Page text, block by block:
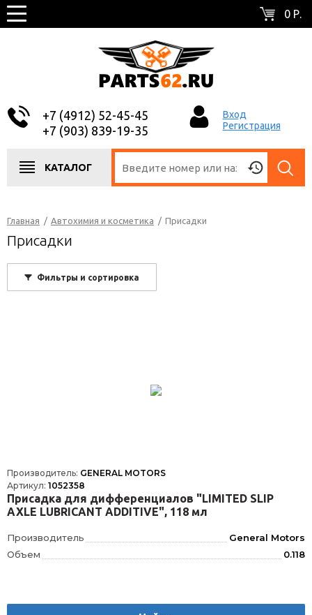
0 Р.
+7 (4912) 52-45-45
+7 (903) 839-19-35
Вход
Регистрация
КАТАЛОГ
Главная / Автохимия и косметика / Присадки
Присадки
Фильтры и сортировка
Производитель: GENERAL MOTORS
Артикул: 1052358
Присадка для дифференциалов "LIMITED SLIP
AXLE LUBRICANT ADDITIVE", 118 мл
Производитель
General Motors
Объем
0.118